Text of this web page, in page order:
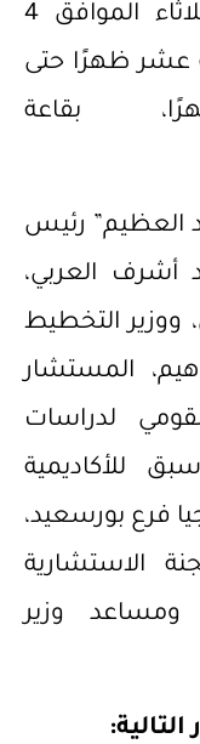
الدولي للكتاب، وذلك يوم الثلاثاء الموافق 4
عشر ظهرًا حتى
بقاعة
العظيم” رئيس
أشرف العربي،
التخطيط
المستشار
لدراسات
للأكاديمية
فرع بورسعيد،
الاستشارية
ومساعد وزير